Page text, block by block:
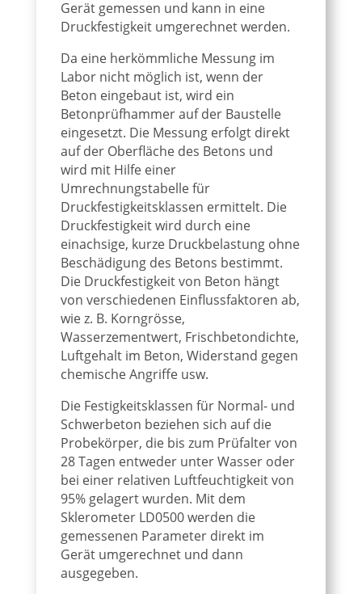
Gerät gemessen und kann in eine
Druckfestigkeit umgerechnet werden.
Da eine herkömmliche Messung im
Labor nicht möglich ist, wenn der
Beton eingebaut ist, wird ein
Betonprüfhammer auf der Baustelle
eingesetzt. Die Messung erfolgt direkt
auf der Oberfläche des Betons und
wird mit Hilfe einer
Umrechnungstabelle für
Druckfestigkeitsklassen ermittelt. Die
Druckfestigkeit wird durch eine
einachsige, kurze Druckbelastung ohne
Beschädigung des Betons bestimmt.
Die Druckfestigkeit von Beton hängt
von verschiedenen Einflussfaktoren ab,
wie z. B. Korngrösse,
Wasserzementwert, Frischbetondichte,
Luftgehalt im Beton, Widerstand gegen
chemische Angriffe usw.
Die Festigkeitsklassen für Normal- und
Schwerbeton beziehen sich auf die
Probekörper, die bis zum Prüfalter von
28 Tagen entweder unter Wasser oder
bei einer relativen Luftfeuchtigkeit von
95% gelagert wurden. Mit dem
Sklerometer LD0500 werden die
gemessenen Parameter direkt im
Gerät umgerechnet und dann
ausgegeben.